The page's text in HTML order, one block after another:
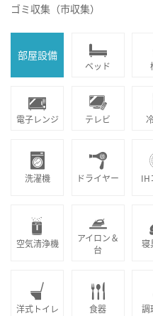
ゴミ収集（市収集）
部屋設備
ベッド
電子レンジ テレビ
洗濯機 ドライヤー IH
空気清浄機
アイロン＆
台
寝
洋式トイレ 食器 調